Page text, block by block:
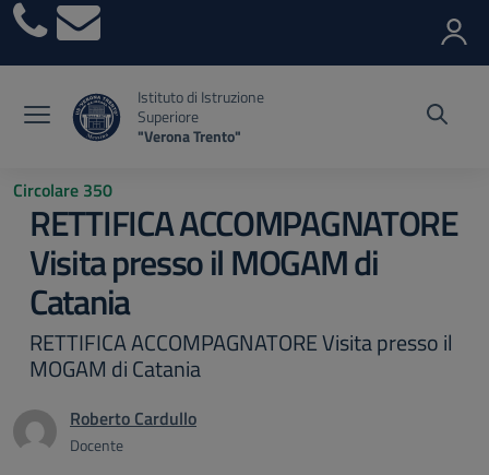
Vai ai contenuti
Vai al menu di navigazione
Vai al footer
Istituto di Istruzione
Superiore
"Verona Trento"
Circolare 350
RETTIFICA ACCOMPAGNATORE
Visita presso il MOGAM di
Catania
RETTIFICA ACCOMPAGNATORE Visita presso il
MOGAM di Catania
Roberto Cardullo
Docente